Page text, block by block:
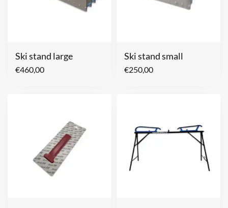
Ski stand large
€460,00
Ski stand small
€250,00